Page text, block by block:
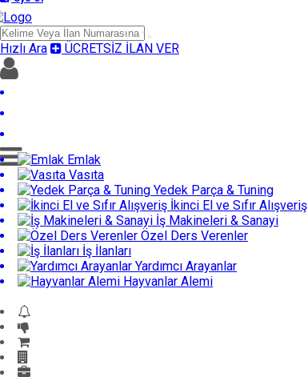
Hızlı Ara ÜCRETSİZ İLAN VER
Emlak
Vasıta
Yedek Parça & Tuning
İkinci El ve Sıfır Alışveriş
İş Makineleri & Sanayi
Özel Ders Verenler
İş İlanları
Yardımcı Arayanlar
Hayvanlar Alemi